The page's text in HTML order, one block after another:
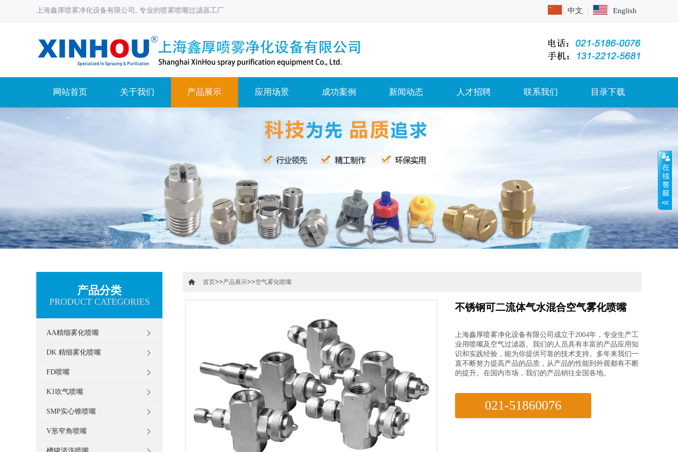
上海鑫厚喷雾净化设备有限公司, 专业的喷雾喷嘴过滤器工厂 中文 English
网站首页 关于我们 产品展示 应用场景 成功案例 新闻动态 人才招聘 联系我们 目录下载
产品分类
PRODUCT CATEGORIES
AA精细雾化喷嘴
DK 精细雾化喷嘴
FD喷嘴
K1吹气喷嘴
SMP实心锥喷嘴
V形窄角喷嘴
首页>>产品展示>>空气雾化喷嘴
不锈钢可二流体气水混合空气雾化喷嘴
上海鑫厚喷雾净化设备有限公司成立于2004年，专业生产工
业用喷嘴及空气过滤器。我们的人员具有丰富的产品应用知
识和实践经验，能为你提供可靠的技术支持。多年来我们一
直不断努力提高产品的品质，从产品的性能到外观都有不断
的提升。在国内市场，我们的产品销往全国各地。
021-51860076